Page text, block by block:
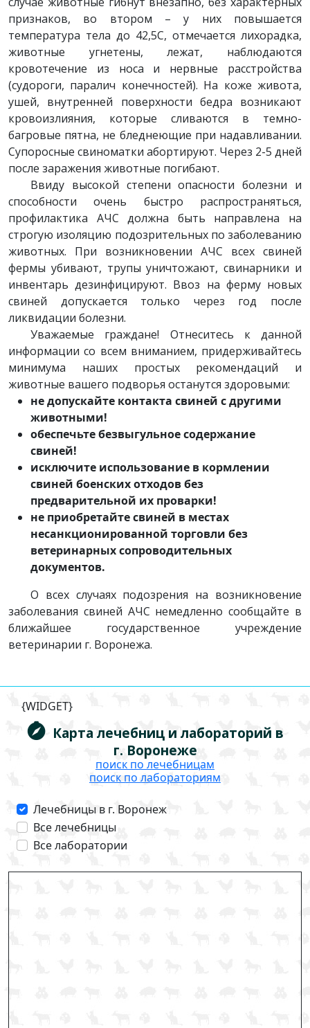
признаков, во втором – у них повышается
температура тела до 42,5С, отмечается лихорадка,
животные угнетены, лежат, наблюдаются
кровотечение из носа и нервные расстройства
(судороги, паралич конечностей). На коже живота,
ушей, внутренней поверхности бедра возникают
кровоизлияния, которые сливаются в темно-
багровые пятна, не бледнеющие при надавливании.
Супоросные свиноматки абортируют. Через 2-5 дней
после заражения животные погибают.
Ввиду высокой степени опасности болезни и
способности очень быстро распространяться,
профилактика АЧС должна быть направлена на
строгую изоляцию подозрительных по заболеванию
животных. При возникновении АЧС всех свиней
фермы убивают, трупы уничтожают, свинарники и
инвентарь дезинфицируют. Ввоз на ферму новых
свиней допускается только через год после
ликвидации болезни.
Уважаемые граждане! Отнеситесь к данной
информации со всем вниманием, придерживайтесь
минимума наших простых рекомендаций и
животные вашего подворья останутся здоровыми:
не допускайте контакта свиней с другими
животными!
обеспечьте безвыгульное содержание
свиней!
исключите использование в кормлении
свиней боенских отходов без
предварительной их проварки!
не приобретайте свиней в местах
несанкционированной торговли без
ветеринарных сопроводительных
документов.
О всех случаях подозрения на возникновение
заболевания свиней АЧС немедленно сообщайте в
ближайшее государственное учреждение
ветеринарии г. Воронежа.
{WIDGET}
Карта лечебниц и лабораторий в
г. Воронеже
поиск по лечебницам
поиск по лабораториям
Лечебницы в г. Воронеж
Все лечебницы
Все лаборатории